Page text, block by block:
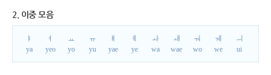
2. 이중 모음
ㅑ
ya
ㅕ
yeo
ㅛ
yo
ㅠ
yu
ㅒ
yae
ㅖ
ye
ㅘ
wa
ㅙ
wae
ㅝ
wo
ㅞ
we
ㅢ
ui